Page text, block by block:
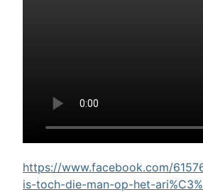
https://www.facebook.com/
is-toch-die-man-op-het-